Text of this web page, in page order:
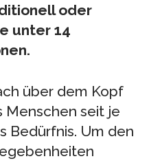
oder
unter 14
über dem Kopf
Menschen seit je
Bedürfnis. Um den